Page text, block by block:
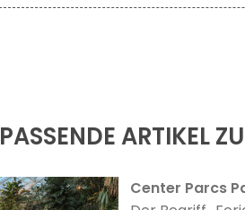
PASSENDE ARTIKEL
Center Parcs